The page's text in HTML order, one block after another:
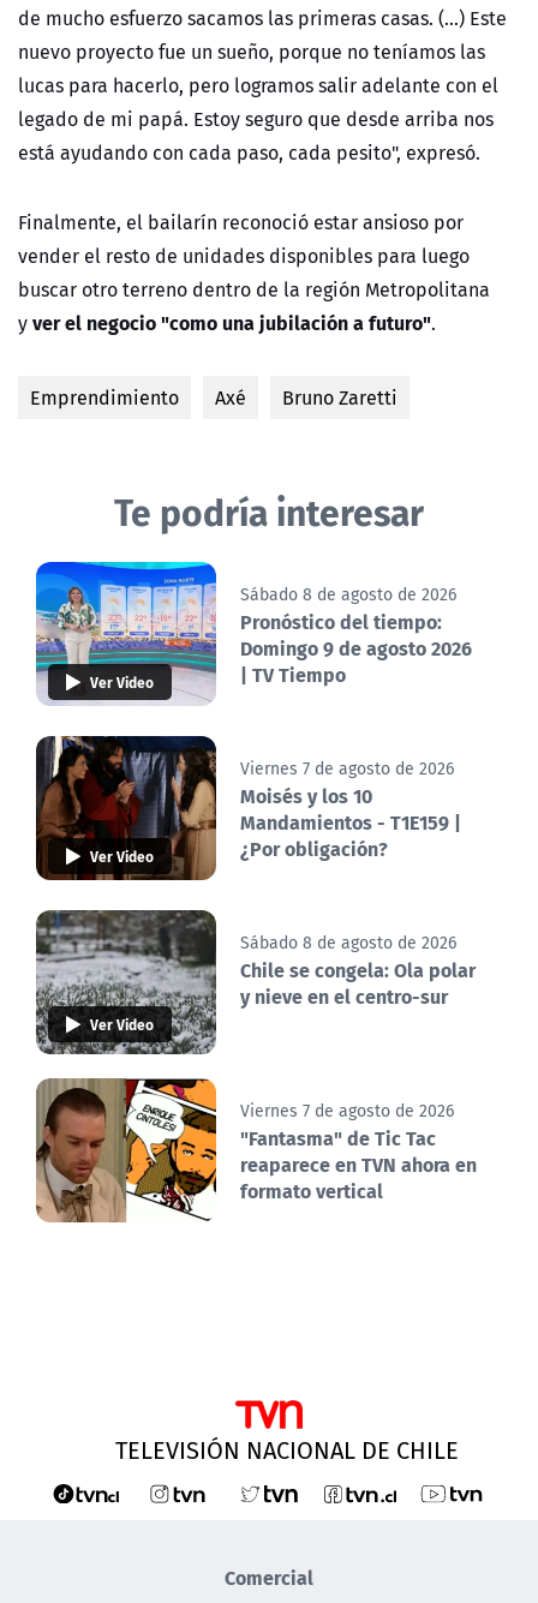
de mucho esfuerzo sacamos las primeras casas. (...) Este
nuevo proyecto fue un sueño, porque no teníamos las
lucas para hacerlo, pero logramos salir adelante con el
legado de mi papá. Estoy seguro que desde arriba nos
está ayudando con cada paso, cada pesito", expresó.
Finalmente, el bailarín reconoció estar ansioso por
vender el resto de unidades disponibles para luego
buscar otro terreno dentro de la región Metropolitana
yver el negocio "como una jubilación a futuro".
Emprendimiento Axé Bruno Zaretti
Te podría interesar
Ver Video
Sábado 8 de agosto de 2026
Pronóstico del tiempo:
Domingo 9 de agosto 2026
| TV Tiempo
Ver Video
Viernes 7 de agosto de 2026
Moisés y los 10
Mandamientos - T1E159 |
¿Por obligación?
Ver Video
Sábado 8 de agosto de 2026
Chile se congela: Ola polar
y nieve en el centro-sur
Viernes 7 de agosto de 2026
"Fantasma" de Tic Tac
reaparece en TVN ahora en
formato vertical
TELEVISIÓN NACIONAL DE CHILE
Comercial